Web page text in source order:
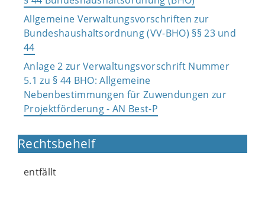
Allgemeine Verwaltungsvorschriften zur
Bundeshaushaltsordnung (VV-BHO) §§ 23 und
44
Anlage 2 zur Verwaltungsvorschrift Nummer
5.1 zu § 44 BHO: Allgemeine
Nebenbestimmungen für Zuwendungen zur
Projektförderung - AN Best-P
Rechtsbehelf
entfällt